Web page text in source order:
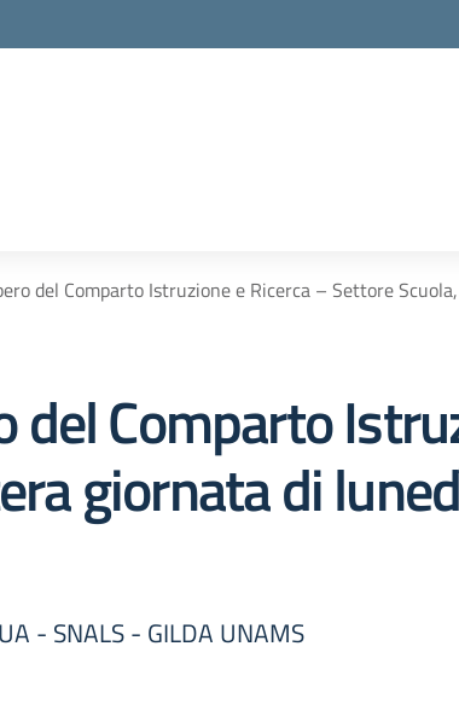
del Comparto Istruzione e Ricerca – Settore
del Comparto
giornata di
- SNALS - GILDA UNAMS